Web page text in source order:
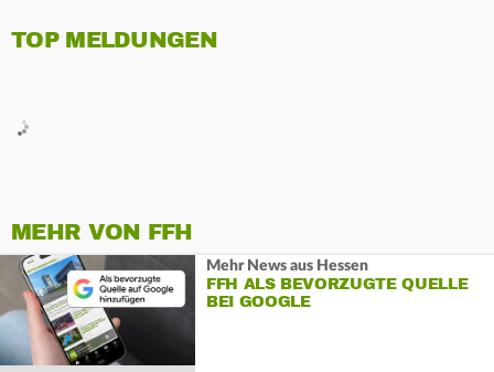
TOP MELDUNGEN
MEHR VON FFH
Mehr News aus Hessen
FFH ALS BEVORZUGTE QUELLE
BEI GOOGLE